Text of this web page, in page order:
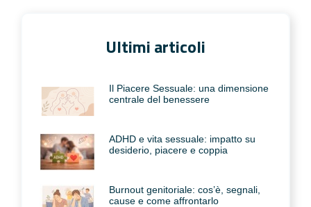
Ultimi articoli
Il Piacere Sessuale: una dimensione
centrale del benessere
ADHD e vita sessuale: impatto su
desiderio, piacere e coppia
Burnout genitoriale: cos’è, segnali,
cause e come affrontarlo